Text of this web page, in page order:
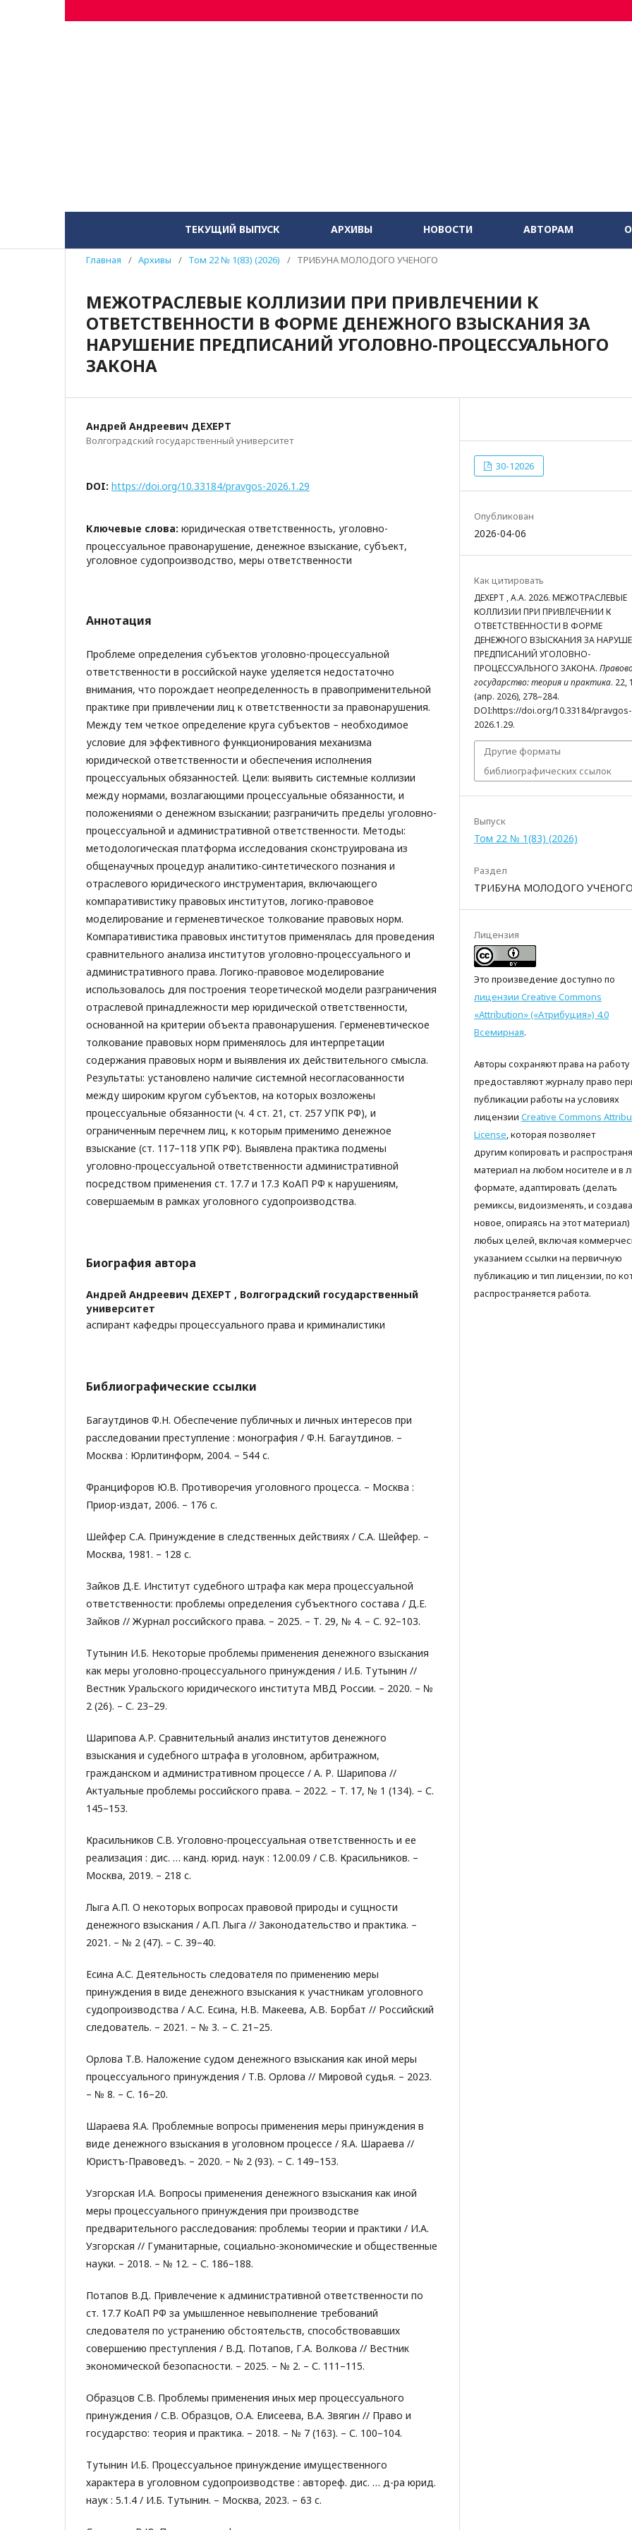
ТЕКУЩИЙ ВЫПУСК АРХИВЫ НОВОСТИ АВТОРАМ
Главная / Архивы / Том 22 № 1(83) (2026) / ТРИБУНА МОЛОДОГО УЧЕНОГО
МЕЖОТРАСЛЕВЫЕ КОЛЛИЗИИ ПРИ ПРИВЛЕЧЕНИИ К
ОТВЕТСТВЕННОСТИ В ФОРМЕ ДЕНЕЖНОГО ВЗЫСКАНИЯ ЗА
НАРУШЕНИЕ ПРЕДПИСАНИЙ УГОЛОВНО-ПРОЦЕССУАЛЬНОГО
ЗАКОНА
Андрей Андреевич ДЕХЕРТ
Волгоградский государственный университет
DOI: https://doi.org/10.33184/pravgos-2026.1.29
Ключевые слова: юридическая ответственность, уголовно-
процессуальное правонарушение, денежное взыскание, субъект,
уголовное судопроизводство, меры ответственности
Аннотация
Проблеме определения субъектов уголовно-процессуальной
ответственности в российской науке уделяется недостаточно
внимания, что порождает неопределенность в правоприменительной
практике при привлечении лиц к ответственности за правонарушения.
Между тем четкое определение круга субъектов – необходимое
условие для эффективного функционирования механизма
юридической ответственности и обеспечения исполнения
процессуальных обязанностей. Цели: выявить системные коллизии
между нормами, возлагающими процессуальные обязанности, и
положениями о денежном взыскании; разграничить пределы уголовно-
процессуальной и административной ответственности. Методы:
методологическая платформа исследования сконструирована из
общенаучных процедур аналитико-синтетического познания и
отраслевого юридического инструментария, включающего
компаративистику правовых институтов, логико-правовое
моделирование и герменевтическое толкование правовых норм.
Компаративистика правовых институтов применялась для проведения
сравнительного анализа институтов уголовно-процессуального и
административного права. Логико-правовое моделирование
использовалось для построения теоретической модели разграничения
отраслевой принадлежности мер юридической ответственности,
основанной на критерии объекта правонарушения. Герменевтическое
толкование правовых норм применялось для интерпретации
содержания правовых норм и выявления их действительного смысла.
Результаты: установлено наличие системной несогласованности
между широким кругом субъектов, на которых возложены
процессуальные обязанности (ч. 4 ст. 21, ст. 257 УПК РФ), и
ограниченным перечнем лиц, к которым применимо денежное
взыскание (ст. 117–118 УПК РФ). Выявлена практика подмены
уголовно-процессуальной ответственности административной
посредством применения ст. 17.7 и 17.3 КоАП РФ к нарушениям,
совершаемым в рамках уголовного судопроизводства.
Биография автора
Андрей Андреевич ДЕХЕРТ , Волгоградский государственный
университет
аспирант кафедры процессуального права и криминалистики
Библиографические ссылки
Багаутдинов Ф.Н. Обеспечение публичных и личных интересов при
расследовании преступление : монография / Ф.Н. Багаутдинов. –
Москва : Юрлитинформ, 2004. – 544 с.
Францифоров Ю.В. Противоречия уголовного процесса. – Москва :
Приор-издат, 2006. – 176 с.
Шейфер С.А. Принуждение в следственных действиях / С.А. Шейфер. –
Москва, 1981. – 128 с.
Зайков Д.Е. Институт судебного штрафа как мера процессуальной
ответственности: проблемы определения субъектного состава / Д.Е.
Зайков // Журнал российского права. – 2025. – Т. 29, № 4. – С. 92–103.
Тутынин И.Б. Некоторые проблемы применения денежного взыскания
как меры уголовно-процессуального принуждения / И.Б. Тутынин //
Вестник Уральского юридического института МВД России. – 2020. – №
2 (26). – С. 23–29.
Шарипова А.Р. Сравнительный анализ институтов денежного
взыскания и судебного штрафа в уголовном, арбитражном,
гражданском и административном процессе / А. Р. Шарипова //
Актуальные проблемы российского права. – 2022. – Т. 17, № 1 (134). – С.
145–153.
Красильников С.В. Уголовно-процессуальная ответственность и ее
реализация : дис. … канд. юрид. наук : 12.00.09 / С.В. Красильников. –
Москва, 2019. – 218 с.
Лыга А.П. О некоторых вопросах правовой природы и сущности
денежного взыскания / А.П. Лыга // Законодательство и практика. –
2021. – № 2 (47). – С. 39–40.
Есина А.С. Деятельность следователя по применению меры
принуждения в виде денежного взыскания к участникам уголовного
судопроизводства / А.С. Есина, Н.В. Макеева, А.В. Борбат // Российский
следователь. – 2021. – № 3. – С. 21–25.
Орлова Т.В. Наложение судом денежного взыскания как иной меры
процессуального принуждения / Т.В. Орлова // Мировой судья. – 2023.
– № 8. – С. 16–20.
Шараева Я.А. Проблемные вопросы применения меры принуждения в
виде денежного взыскания в уголовном процессе / Я.А. Шараева //
Юристъ-Правоведъ. – 2020. – № 2 (93). – С. 149–153.
Узгорская И.А. Вопросы применения денежного взыскания как иной
меры процессуального принуждения при производстве
предварительного расследования: проблемы теории и практики / И.А.
Узгорская // Гуманитарные, социально-экономические и общественные
науки. – 2018. – № 12. – С. 186–188.
Потапов В.Д. Привлечение к административной ответственности по
ст. 17.7 КоАП РФ за умышленное невыполнение требований
следователя по устранению обстоятельств, способствовавших
совершению преступления / В.Д. Потапов, Г.А. Волкова // Вестник
экономической безопасности. – 2025. – № 2. – С. 111–115.
Образцов С.В. Проблемы применения иных мер процессуального
принуждения / С.В. Образцов, О.А. Елисеева, В.А. Звягин // Право и
государство: теория и практика. – 2018. – № 7 (163). – С. 100–104.
Тутынин И.Б. Процессуальное принуждение имущественного
характера в уголовном судопроизводстве : автореф. дис. … д-ра юрид.
наук : 5.1.4 / И.Б. Тутынин. – Москва, 2023. – 63 с.
30-12026
Опубликован
2026-04-06
Как цитировать
ДЕХЕРТ , А.А. 2026. МЕЖОТРАСЛЕВЫЕ
КОЛЛИЗИИ ПРИ ПРИВЛЕЧЕНИИ К
ОТВЕТСТВЕННОСТИ В ФОРМЕ
ДЕНЕЖНОГО ВЗЫСКАНИЯ ЗА
ПРЕДПИСАНИЙ УГОЛОВНО-
ПРОЦЕССУАЛЬНОГО ЗАКОНА.
государство: теория и практика. 22,
(апр. 2026), 278–284.
DOI:https://doi.org/10.33184/pravgos-
2026.1.29.
Другие форматы
библиографических ссылок
Выпуск
Том 22 № 1(83) (2026)
Раздел
ТРИБУНА МОЛОДОГО УЧЕНОГО
Лицензия
Это произведение доступно по
лицензии Creative Commons
«Attribution» («Атрибуция») 4.0
Всемирная.
Авторы сохраняют права на работу
предоставляют журналу право
публикации работы на условиях
лицензии Creative Commons
License, которая позволяет
другим копировать и
материал на любом носителе и в
формате, адаптировать (делать
ремиксы, видоизменять, и
новое, опираясь на этот
любых целей, включая
указанием ссылки на первичную
публикацию и тип лицензии, по
распространяется работа.